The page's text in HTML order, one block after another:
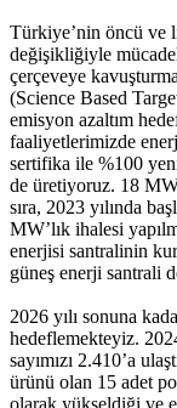
Türkiye’nin öncü ve
değişikliğiyle
çerçeveye
(Science Based
emisyon azaltım
faaliyetlerimizde
sertifika ile %100
de üretiyoruz. 18
sıra, 2023 yılında
MW’lık ihalesi
enerjisi santralinin
güneş enerji santrali
2026 yılı sonuna
hedeflemekteyiz.
sayımızı 2.410’a
ürünü olan 15 adet
olarak yükseldiği ve